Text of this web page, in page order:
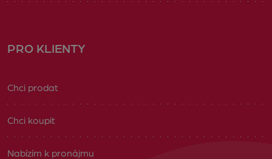
PRO KLIENTY
Chci prodat
Chci koupit
Nabízím k pronájmu